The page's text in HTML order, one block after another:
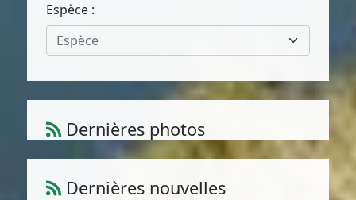
Espèce :
Espèce
Dernières photos
Atriplex parvifolia Lowe
Dernières nouvelles